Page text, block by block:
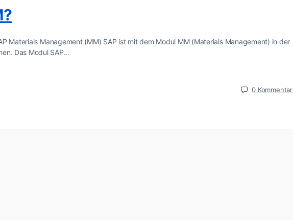
Materials Management (MM) SAP ist mit dem Modul MM (Materials Management) in der
Das Modul SAP…
0 Kommentar